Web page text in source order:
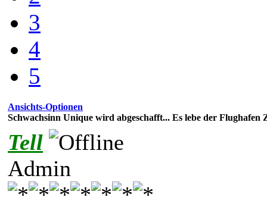
3
4
5
Ansichts-Optionen
Schwachsinn Unique wird abgeschafft... Es lebe der Flughafen
Tell
Admin